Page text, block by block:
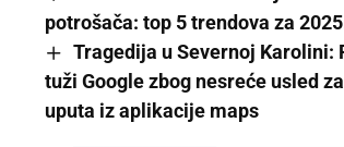
potrošača: top 5 trendova za
Tragedija u Severnoj Karolini:
tuži Google zbog nesreće usled
uputa iz aplikacije maps